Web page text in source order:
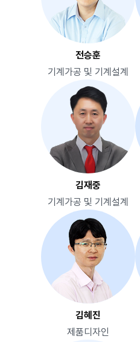
전승훈
기계가공 및 기계설계
김재중
기계가공 및 기계설계
김혜진
제품디자인